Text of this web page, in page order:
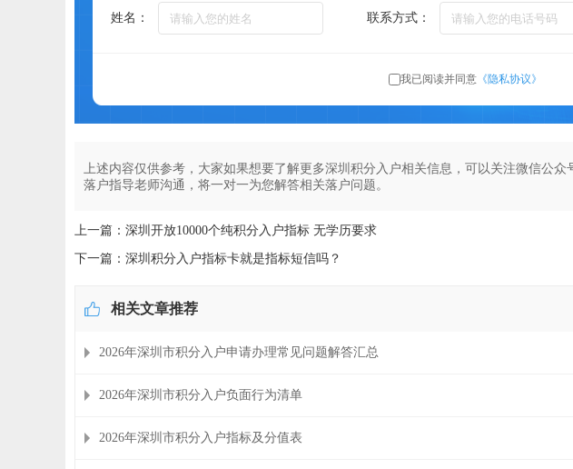
姓名： 联系方式：
我已阅读并同意《隐私协议》
上述内容仅供参考，大家如果想要了解更多深圳积分入户相关信息，可以关注微信公众
落户指导老师沟通，将一对一为您解答相关落户问题。
上一篇：深圳开放10000个纯积分入户指标 无学历要求
下一篇：深圳积分入户指标卡就是指标短信吗？
相关文章推荐
2026年深圳市积分入户申请办理常见问题解答汇总
2026年深圳市积分入户负面行为清单
2026年深圳市积分入户指标及分值表